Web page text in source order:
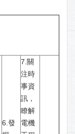
6.發
7.關
注時
事資
訊，
瞭解
電機